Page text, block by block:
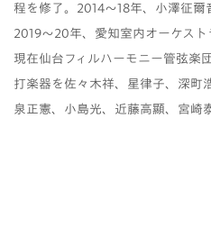
程を修了。2014〜18年、小澤征爾
2019〜20年、愛知室内オーケスト
現在仙台フィルハーモニー管弦楽
打楽器を佐々木祥、星律子、深町
泉正憲、小島光、近藤高顯、宮崎